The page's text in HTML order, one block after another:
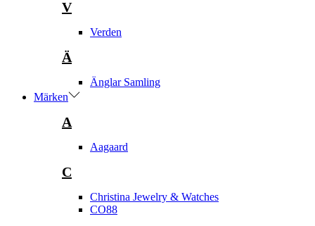
V
Verden
Ä
Änglar Samling
Märken
A
Aagaard
C
Christina Jewelry & Watches
CO88